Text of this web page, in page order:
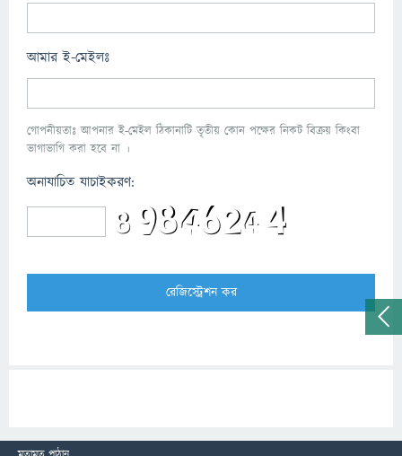
আমার ই-মেইলঃ
গোপনীয়তাঃ আপনার ই-মেইল ঠিকানাটি তৃতীয় কোন পক্ষের নিকট বিক্রয় কিংবা
ভাগাভাগি করা হবে না ।
অনাযাচিত যাচাইকরণ: